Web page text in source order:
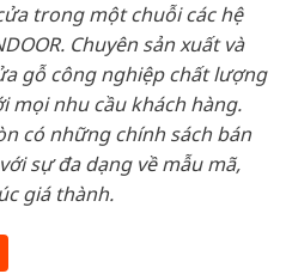
trong một chuỗi các hệ
Chuyên sản xuất và
gỗ công nghiệp chất lượng
mọi nhu cầu khách hàng.
có những chính sách bán
sự đa dạng về mẫu mã,
giá thành.